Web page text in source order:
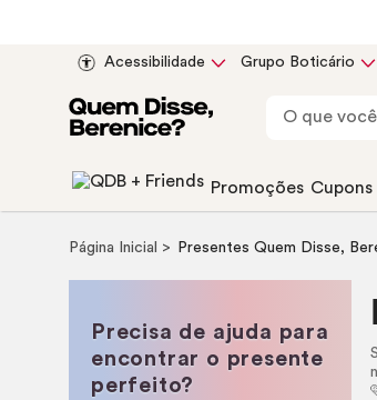
Acessibilidade Grupo Boticário
Promoções Cupons
Página Inicial Presentes Quem Disse,
Precisa de ajuda para
encontrar o presente
perfeito?